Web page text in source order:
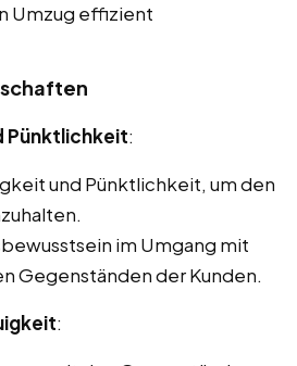
Umzug effizient
Pünktlichkeit:
und Pünktlichkeit, um den
im Umgang mit
Gegenständen der Kunden.
: